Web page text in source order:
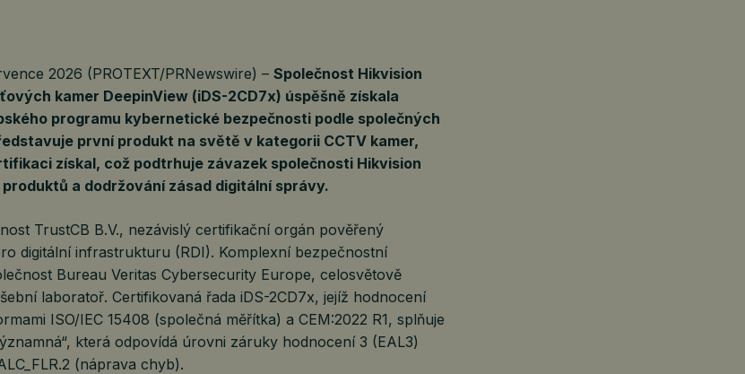
2026 (PROTEXT/PRNewswire) – Společnost Hikvision
kamer DeepinView (iDS-2CD7x) úspěšně získala
programu kybernetické bezpečnosti podle společných
první produkt na světě v kategorii CCTV kamer,
získal, což podtrhuje závazek společnosti Hikvision
a dodržování zásad digitální správy.
TrustCB B.V., nezávislý certifikační orgán pověřený
digitální infrastrukturu (RDI). Komplexní bezpečnostní
Bureau Veritas Cybersecurity Europe, celosvětově
laboratoř. Certifikovaná řada iDS-2CD7x, jejíž hodnocení
ISO/IEC 15408 (společná měřítka) a CEM:2022 R1, splňuje
která odpovídá úrovni záruky hodnocení 3 (EAL3)
(náprava chyb).